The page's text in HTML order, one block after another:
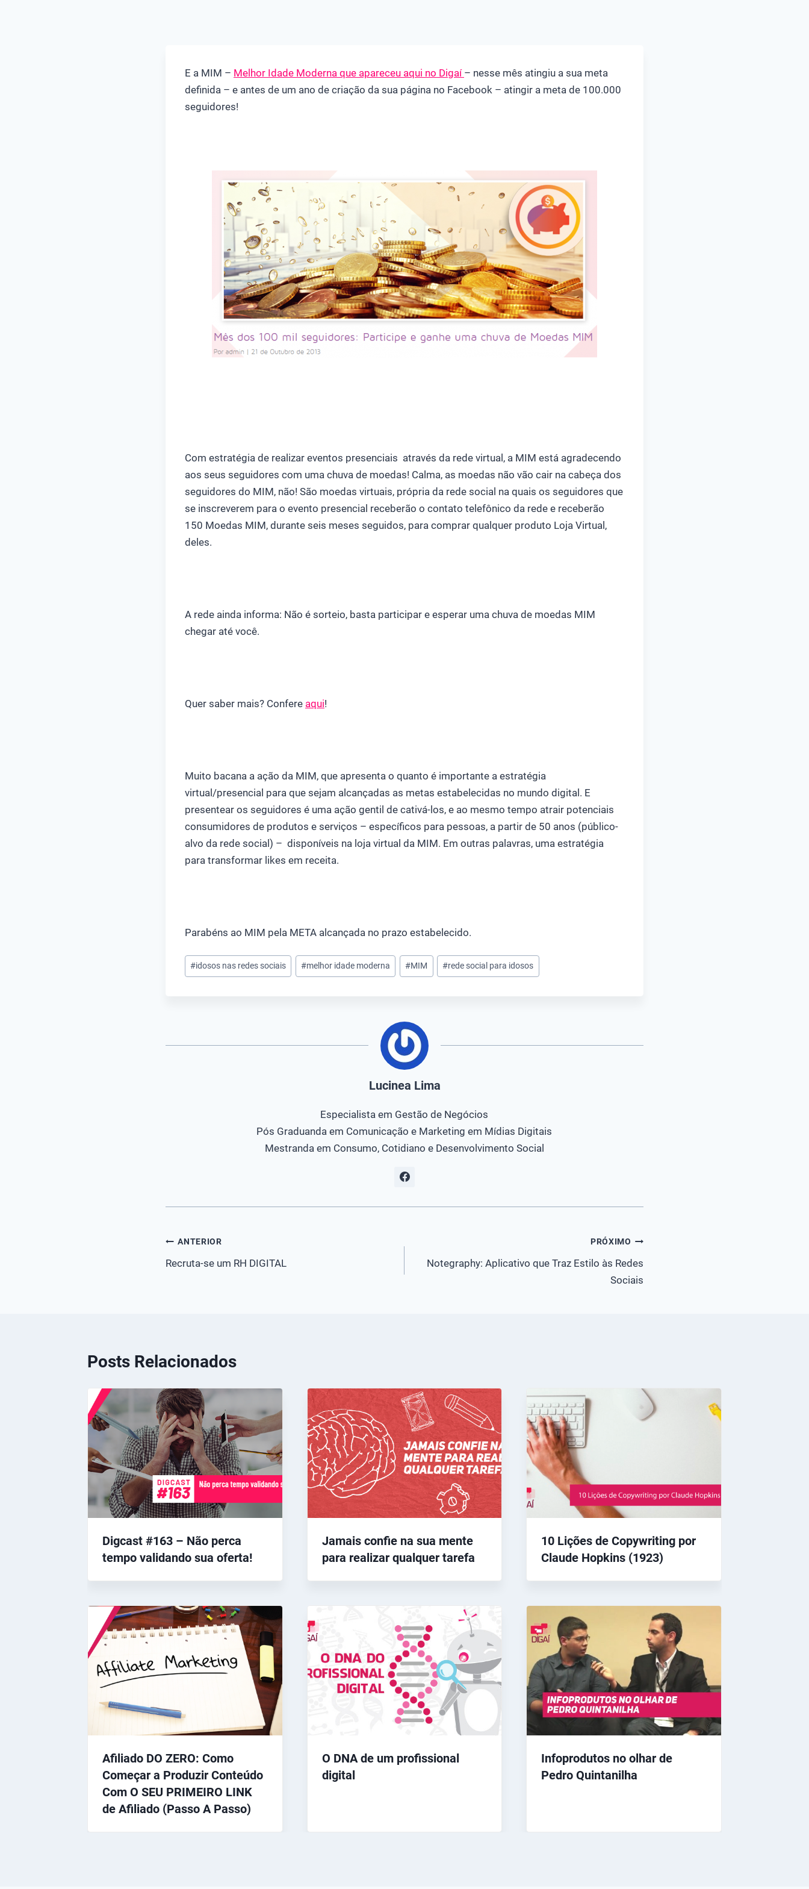
E a MIM – Melhor Idade Moderna que apareceu aqui no Digaí – nesse mês atingiu a sua meta
definida – e antes de um ano de criação da sua página no Facebook – atingir a meta de 100.000
seguidores!
Com estratégia de realizar eventos presenciais através da rede virtual, a MIM está agradecendo
aos seus seguidores com uma chuva de moedas! Calma, as moedas não vão cair na cabeça dos
seguidores do MIM, não! São moedas virtuais, própria da rede social na quais os seguidores que
se inscreverem para o evento presencial receberão o contato telefônico da rede e receberão
150 Moedas MIM, durante seis meses seguidos, para comprar qualquer produto Loja Virtual,
deles.
A rede ainda informa: Não é sorteio, basta participar e esperar uma chuva de moedas MIM
chegar até você.
Quer saber mais? Confere aqui!
Muito bacana a ação da MIM, que apresenta o quanto é importante a estratégia
virtual/presencial para que sejam alcançadas as metas estabelecidas no mundo digital. E
presentear os seguidores é uma ação gentil de cativá-los, e ao mesmo tempo atrair potenciais
consumidores de produtos e serviços – específicos para pessoas, a partir de 50 anos (público-
alvo da rede social) – disponíveis na loja virtual da MIM. Em outras palavras, uma estratégia
para transformar likes em receita.
Parabéns ao MIM pela META alcançada no prazo estabelecido.
Tags
do
#idosos nas redes sociais #melhor idade moderna #MIM #rede social para idosos
Lucinea Lima
Especialista em Gestão de Negócios
Pós Graduanda em Comunicação e Marketing em Mídias Digitais
Mestranda em Consumo, Cotidiano e Desenvolvimento Social
Navegação
de
ANTERIOR
Recruta-se um RH DIGITAL
PRÓXIMO
Notegraphy: Aplicativo que Traz Estilo às Redes
Sociais
Posts Relacionados
Digcast #163 – Não perca
tempo validando sua oferta!
Jamais confie na sua mente
para realizar qualquer tarefa
10 Lições de Copywriting por
Claude Hopkins (1923)
Afiliado DO ZERO: Como
Começar a Produzir Conteúdo
Com O SEU PRIMEIRO LINK
de Afiliado (Passo A Passo)
O DNA de um profissional
digital
Infoprodutos no olhar de
Pedro Quintanilha